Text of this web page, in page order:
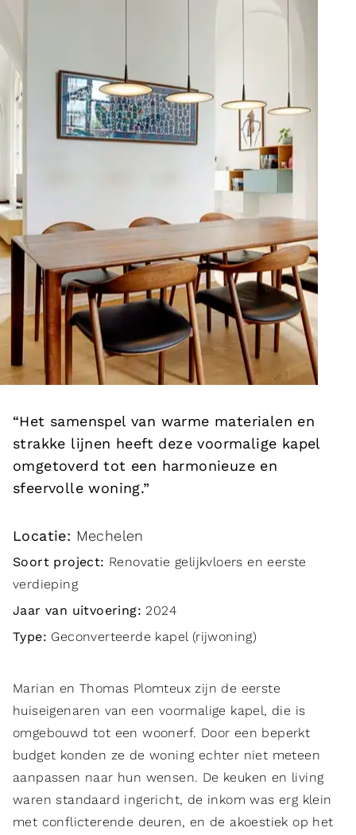
“Het samenspel van warme materialen en
strakke lijnen heeft deze voormalige kapel
omgetoverd tot een harmonieuze en
sfeervolle woning.”
Locatie: Mechelen
Soort project: Renovatie gelijkvloers en eerste
verdieping
Jaar van uitvoering: 2024
Type: Geconverteerde kapel (rijwoning)
Marian en Thomas Plomteux zijn de eerste
huiseigenaren van een voormalige kapel, die is
omgebouwd tot een woonerf. Door een beperkt
budget konden ze de woning echter niet meteen
aanpassen naar hun wensen. De keuken en living
waren standaard ingericht, de inkom was erg klein
met conflicterende deuren, en de akoestiek op het